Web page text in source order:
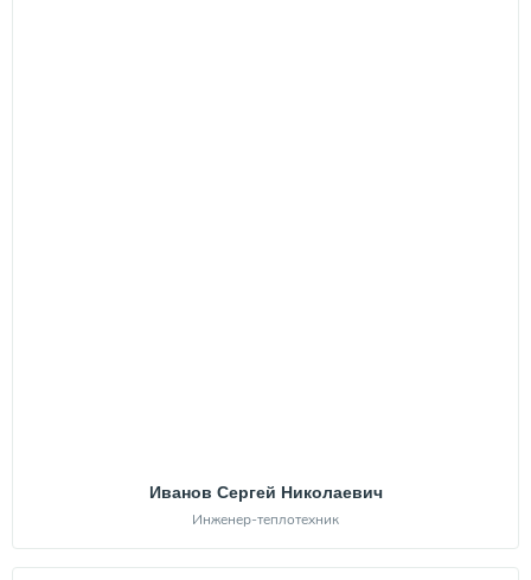
Иванов Сергей Николаевич
Инженер-теплотехник